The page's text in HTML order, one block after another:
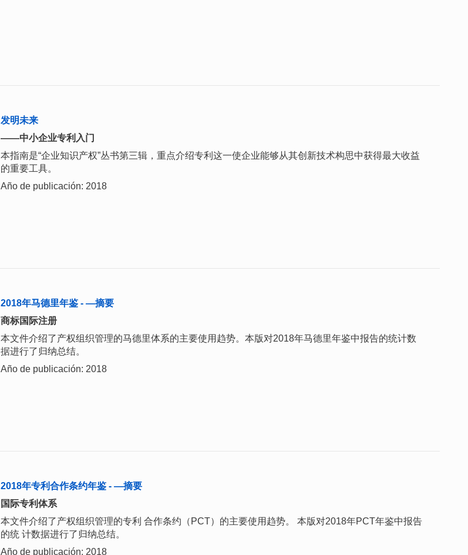
发明未来
——中小企业专利入门
本指南是“企业知识产权”丛书第三辑，重点介绍专利这一使企业能够从其创新技术构思中获得最大收益
的重要工具。
Año de publicación: 2018
2018年马德里年鉴 - —摘要
商标国际注册
本文件介绍了产权组织管理的马德里体系的主要使用趋势。本版对2018年马德里年鉴中报告的统计数
据进行了归纳总结。
Año de publicación: 2018
2018年专利合作条约年鉴 - —摘要
国际专利体系
本文件介绍了产权组织管理的专利 合作条约（PCT）的主要使用趋势。 本版对2018年PCT年鉴中报告
的统 计数据进行了归纳总结。
Año de publicación: 2018